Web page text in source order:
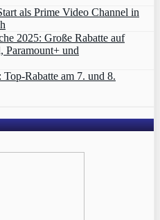
als Prime Video Channel in
2025: Große Rabatte auf
und
Rabatte am 7. und 8.